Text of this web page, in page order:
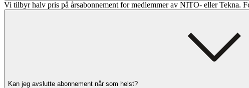
Vi tilbyr halv pris på årsabonnement for medlemmer av NITO- eller Tekna.
Kan jeg avslutte abonnement når som helst?